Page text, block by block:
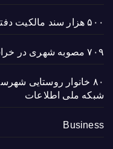
۵۰۰ هزار سند مالکیت دفترچه ای
۷۰۹ مصوبه شهری در خراسان رضوی
۸۰ خانوار روستایی
شبکه ملی اطلاعات
Business